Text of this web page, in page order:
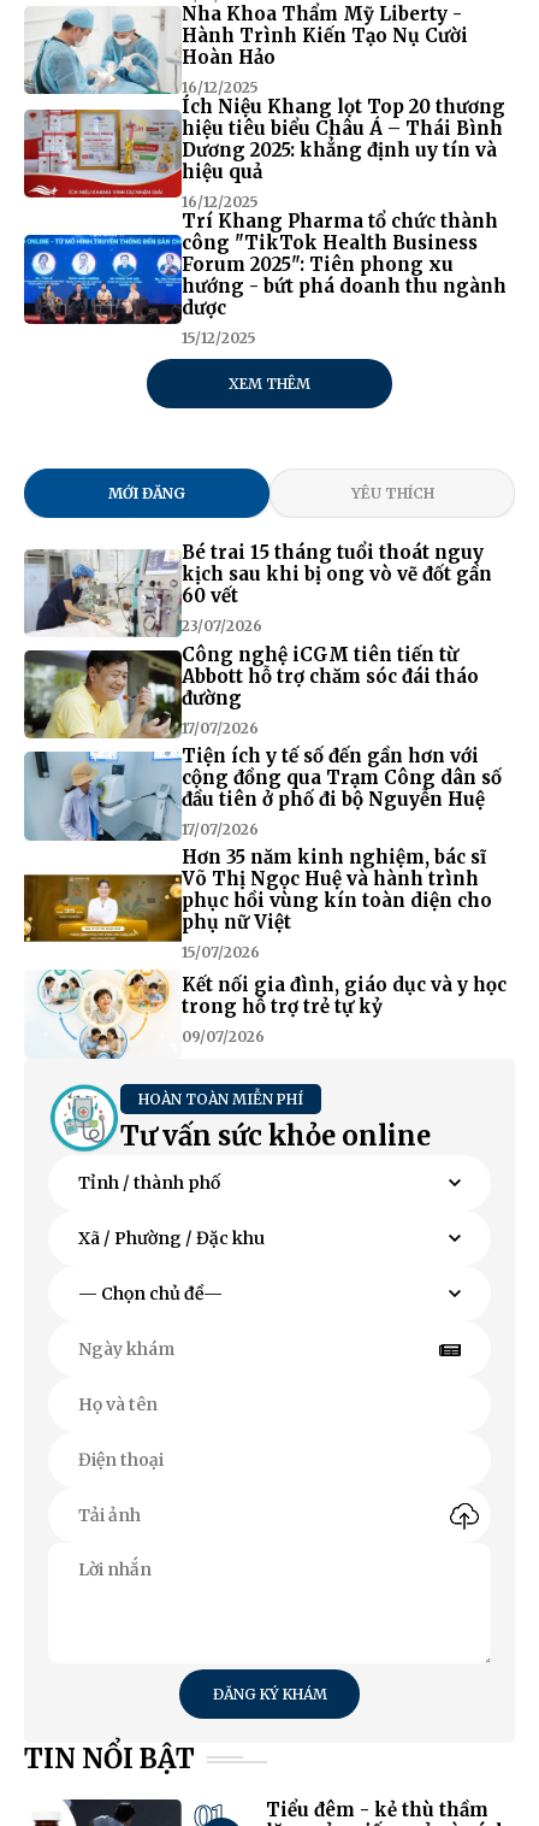
Nha Khoa Thẩm Mỹ Liberty -
Hành Trình Kiến Tạo Nụ Cười
Hoàn Hảo
16/12/2025
Ích Niệu Khang lọt Top 20 thương
hiệu tiêu biểu Châu Á – Thái Bình
Dương 2025: khẳng định uy tín và
hiệu quả
16/12/2025
Trí Khang Pharma tổ chức thành
công "TikTok Health Business
Forum 2025": Tiên phong xu
hướng - bứt phá doanh thu ngành
dược
15/12/2025
XEM THÊM
MỚI ĐĂNG YÊU THÍCH
Bé trai 15 tháng tuổi thoát nguy
kịch sau khi bị ong vò vẽ đốt gần
60 vết
23/07/2026
Công nghệ iCGM tiên tiến từ
Abbott hỗ trợ chăm sóc đái tháo
đường
17/07/2026
Tiện ích y tế số đến gần hơn với
cộng đồng qua Trạm Công dân số
đầu tiên ở phố đi bộ Nguyễn Huệ
17/07/2026
Hơn 35 năm kinh nghiệm, bác sĩ
Võ Thị Ngọc Huệ và hành trình
phục hồi vùng kín toàn diện cho
phụ nữ Việt
15/07/2026
Kết nối gia đình, giáo dục và y học
trong hỗ trợ trẻ tự kỷ
09/07/2026
HOÀN TOÀN MIỄN PHÍ
Tư vấn sức khỏe online
ĐĂNG KÝ KHÁM
TIN NỔI BẬT
01
Tiểu đêm - kẻ thù thầm